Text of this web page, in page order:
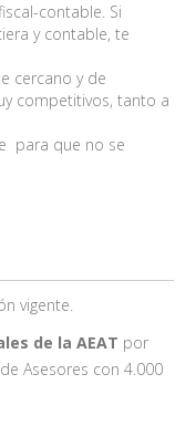
contable. Si
y contable, te
cercano y de
competitivos, tanto a
para que no se
vigente.
de la AEAT por
Asesores con 4.000